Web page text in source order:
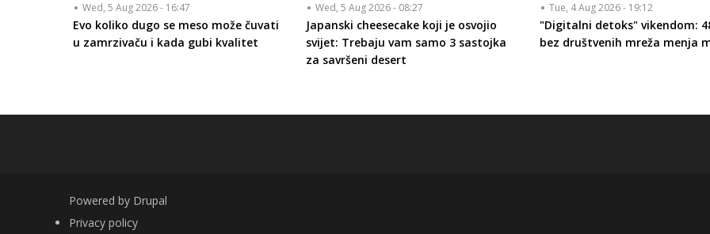
Wed, 5 Aug 2026 - 16:47
Evo koliko dugo se meso može čuvati
u zamrzivaču i kada gubi kvalitet
Wed, 5 Aug 2026 - 08:27
Japanski cheesecake koji je osvojio
svijet: Trebaju vam samo 3 sastojka
za savršeni desert
Tue, 4 Aug 2026 - 19:12
"Digitalni detoks" vikendom:
bez društvenih mreža menja
Powered by Drupal
FOOTER
Privacy policy